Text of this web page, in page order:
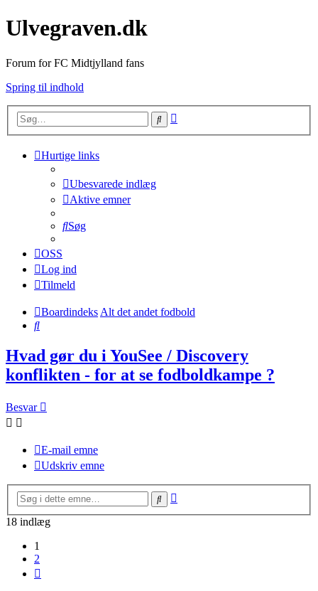
Ulvegraven.dk
Forum for FC Midtjylland fans
Spring til indhold
Søg
Hurtige links
Ubesvarede indlæg
Aktive emner
Søg
OSS
Log ind
Tilmeld
BoardindeksAlt det andet fodbold
Søg
Hvad gør du i YouSee / Discovery
konflikten - for at se fodboldkampe ?
Besvar
E-mail emne
Udskriv emne
Søg
18 indlæg
1
2